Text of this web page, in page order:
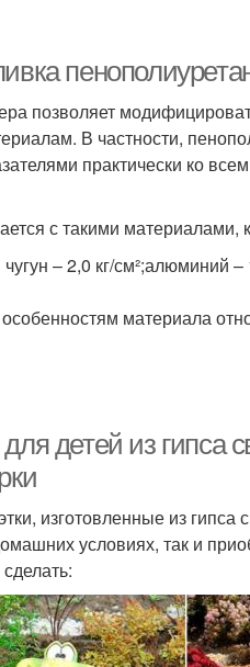
позволяет
В частности,
практически ко
с такими материалами,
– 2,0 кг/см²;алюминий
материала
детей из гипса
изготовленные из
условиях, так и